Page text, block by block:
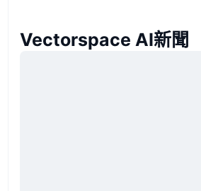
Vectorspace AI新聞